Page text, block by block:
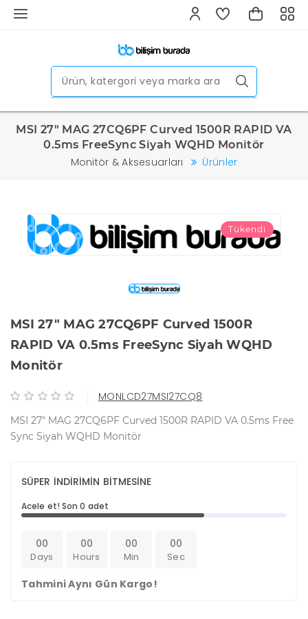
MSI 27" MAG 27CQ6PF Curved 1500R RAPID VA
0.5ms FreeSync Siyah WQHD Monitör
Monitör & Aksesuarları Ürünler
Tükendi
MSI 27" MAG 27CQ6PF Curved 1500R
RAPID VA 0.5ms FreeSync Siyah WQHD
Monitör
MONLCD27MSI27CQ8
MSI 27" MAG 27CQ6PF Curved 1500R RAPID VA 0.5ms Free
Sync Siyah WQHD Monitör
SÜPER İNDİRİMİN BİTMESİNE
Acele et! Son 0 adet
00
Days
00
Hours
00
Min
00
Sec
Tahmini Aynı Gün Kargo!